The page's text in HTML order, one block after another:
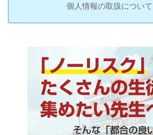
個人情報の取扱について